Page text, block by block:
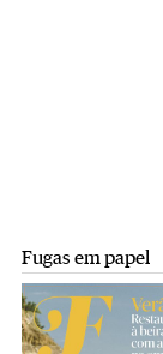
Fugas em papel